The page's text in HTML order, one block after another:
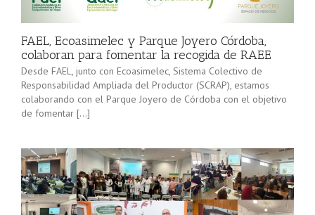
minorista”
(convocatoria
2025), pone
en marcha a
Sevilla junto
[…]
FAEL, Ecoasimelec y Parque Joyero Córdoba,
colaboran para fomentar la recogida de RAEE
Desde FAEL, junto con Ecoasimelec, Sistema Colectivo de
Responsabilidad Ampliada del Productor (SCRAP), estamos
colaborando con el Parque Joyero de Córdoba con el objetivo
de fomentar […]